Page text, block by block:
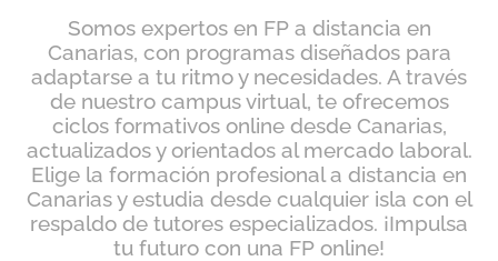
Somos expertos en FP a distancia en
Canarias, con programas diseñados para
adaptarse a tu ritmo y necesidades. A través
de nuestro campus virtual, te ofrecemos
ciclos formativos online desde Canarias,
actualizados y orientados al mercado laboral.
Elige la formación profesional a distancia en
Canarias y estudia desde cualquier isla con el
respaldo de tutores especializados. ¡Impulsa
tu futuro con una FP online!